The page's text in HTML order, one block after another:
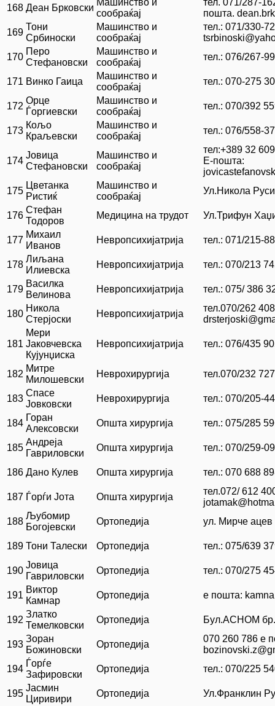
168 Деан Брковски
сообраќај
пошта.
169
Тони
Србиноски
Машинство и
сообраќај
тел.: 071/330-
170
Перо
Стефановски
Машинство и
сообраќај
тел.: 076/267-
171 Винко Гаица
Машинство и
сообраќај
тел.: 070-275
172
Орце
Ѓоргиевски
Машинство и
сообраќај
тел.: 070/392
173
Кољо
Краљевски
Машинство и
сообраќај
тел.: 076/558-
174
Јовица
Стефановски
Машинство и
сообраќај
тел:+389 32
Е-пошта:
175
Цветанка
Ристиќ
Машинство и
сообраќај
Ул.Никола
176
Стефан
Тодоров
Медицина на трудот Ул.Трифун
177
Михаил
Иванов
Невропсихијатрија тел.: 071/215-
178
Лиљана
Илиевска
Невропсихијатрија тел.: 070/213
179
Василка
Велинова
Невропсихијатрија тел.: 075/ 386
180
Никола
Стерјоски
Невропсихијатрија
тел.070/262
181
Мери
Јаковчевска
Кујунџиска
Невропсихијатрија тел.: 076/435
182
Митре
Милошевски
Неврохирургија тел.070/232 727
183
Спасе
Јовковски
Неврохирургија тел.: 070/205-
184
Горан
Алексовски
Општа хирургија тел.: 075/285
185
Андреја
Гавриловски
Општа хирургија тел.: 070/259-
186 Дано Кулев Општа хирургија тел.: 070 688
187 Ѓорѓи Јота Општа хирургија
тел.072/ 612
188
Љубомир
Богојевски
Ортопедија ул. Мирче ацев
189 Тони Талески Ортопедија тел.: 075/639
190
Јовица
Гавриловски
Ортопедија тел.: 070/275
191
Виктор
Камнар
Ортопедија е пошта:
192
Златко
Темелковски
Ортопедија Бул.АСНОМ
193
Зоран
Божиновски
Ортопедија
070 260 786 е
194
Ѓорѓе
Зафировски
Ортопедија тел.: 070/225
195
Јасмин
Циривири
Ортопедија Ул.Франклин